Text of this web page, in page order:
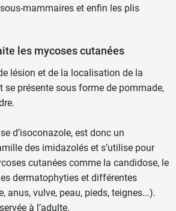
du médicament
peut être à l'origine d'effets
:
allergiques générales
de Quincke ou l'urticaire ;
de contact ;
desirritations , des
de brûlure, une irritation des
muqueuses.
:tube de 30g
mammaires et enfin les plis
les mycoses cutanées
lésion et de la localisation de la
se présente sous forme de pommade,
d’isoconazole, est donc un
des imidazolés et s’utilise pour
cutanées comme la candidose, le
dermatophyties et différentes
anus, vulve, peau, pieds, teignes...).
à l’adulte.